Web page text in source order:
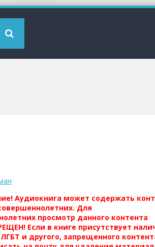
Аудиокнига может содержать
Для
просмотр данного контента
Если в книге присутствует
и другого, запрещенного